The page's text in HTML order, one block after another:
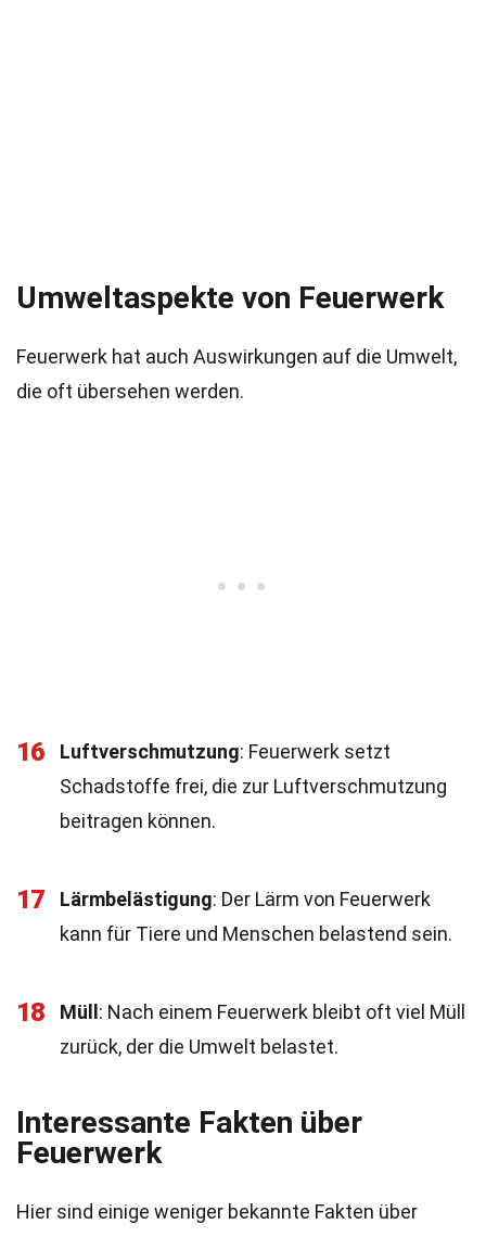
Umweltaspekte von Feuerwerk
Feuerwerk hat auch Auswirkungen auf die Umwelt,
die oft übersehen werden.
16 Luftverschmutzung: Feuerwerk setzt
Schadstoffe frei, die zur Luftverschmutzung
beitragen können.
17 Lärmbelästigung: Der Lärm von Feuerwerk
kann für Tiere und Menschen belastend sein.
18 Müll : Nach einem Feuerwerk bleibt oft viel Müll
zurück, der die Umwelt belastet.
Interessante Fakten über
Feuerwerk
Hier sind einige weniger bekannte Fakten über